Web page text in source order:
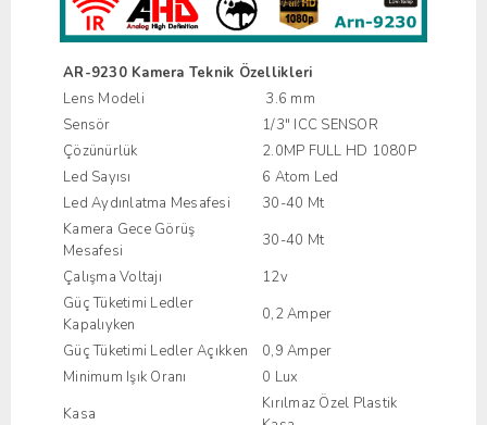
AR-9230 Kamera Teknik Özellikleri
Lens Modeli
3.6 mm
Sensör
1/3" ICC SENSOR
Çözünürlük
2.0MP FULL HD 1080P
Led Sayısı
6 Atom Led
Led Aydınlatma Mesafesi
30-40 Mt
Kamera Gece Görüş
Mesafesi
30-40 Mt
Çalışma Voltajı
12v
Güç Tüketimi Ledler
Kapalıyken
0,2 Amper
Güç Tüketimi Ledler Açıkken
0,9 Amper
Minimum Işık Oranı
0 Lux
Kasa
Kırılmaz Özel Plastik